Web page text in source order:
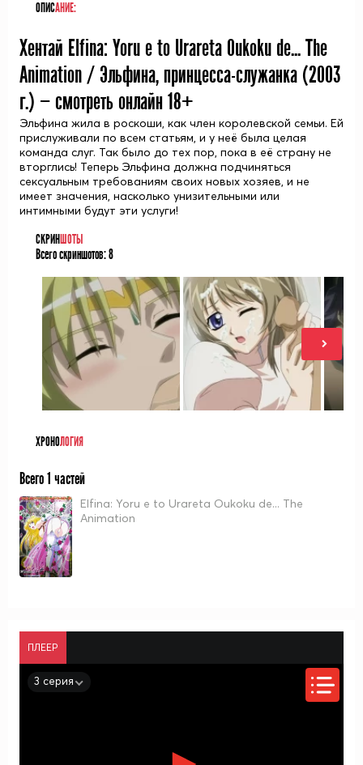
ОПИСАНИЕ:
Хентай Elfina: Yoru e to Urareta Oukoku de... The
Animation / Эльфина, принцесса-служанка (2003
г.) — смотреть онлайн 18+
Эльфина жила в роскоши, как член королевской семьи. Ей
прислуживали по всем статьям, и у неё была целая
команда слуг. Так было до тех пор, пока в её страну не
вторглись! Теперь Эльфина должна подчиняться
сексуальным требованиям своих новых хозяев, и не
имеет значения, насколько унизительными или
интимными будут эти услуги!
СКРИН ШОТЫ
Всего скриншотов:8
ХРОНОЛОГИЯ
Всего 1 частей
Elfina: Yoru e to Urareta Oukoku de... The
Animation
ПЛЕЕР
3 серия